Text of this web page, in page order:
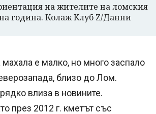
на жителите на ломския
година. Колаж Клуб Z/Данни
махала е малко, но много заспало
близо до Лом.
влиза в новините.
през 2012 г. кметът със